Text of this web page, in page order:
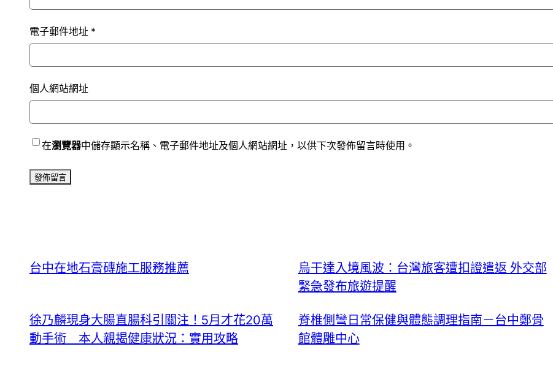
電子郵件地址 *
個人網站網址
在瀏覽器中儲存顯示名稱、電子郵件地址及個人網站網址，以供下次發佈留言時使用。
台中在地石膏磚施工服務推薦
烏干達入境風波：台灣旅客遭扣證遣返 外交部
緊急發布旅遊提醒
徐乃麟現身大腸直腸科引關注！5月才花20萬
動手術 本人親揭健康狀況：實用攻略
脊椎側彎日常保健與體態調理指南－台中鄭骨
館體雕中心